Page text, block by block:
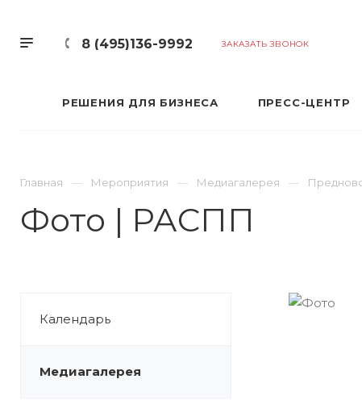
8 (495)136-9992 ЗАКАЗАТЬ ЗВОНОК
РЕШЕНИЯ ДЛЯ БИЗНЕСА ПРЕСС-ЦЕНТР
Главная Мероприятия Медиагалерея
Фото | РАСПП
Календарь
Медиагалерея